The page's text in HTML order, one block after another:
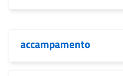
accampamento